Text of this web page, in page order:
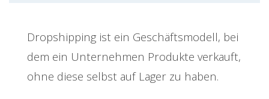
Dropshipping ist ein Geschäftsmodell, bei
dem ein Unternehmen Produkte verkauft,
ohne diese selbst auf Lager zu haben.